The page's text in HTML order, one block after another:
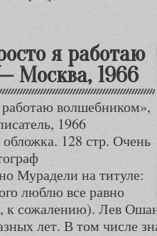
я работаю
Москва, 1966
волшебником»,
1966
128 стр. Очень
Мурадели на титуле:
люблю все равно
к сожалению). Лев
лет. В том числе